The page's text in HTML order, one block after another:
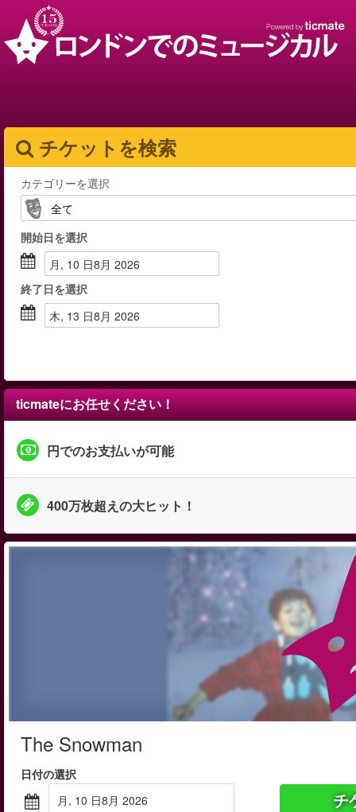
チケットを検索
カテゴリーを選択
開始日を選択
月, 10 日8月 2026
終了日を選択
木, 13 日8月 2026
ticmateにお任せください！
円でのお支払いが可能
400万枚超えの大ヒット！
The Snowman
日付の選択
月, 10 日8月 2026
チ